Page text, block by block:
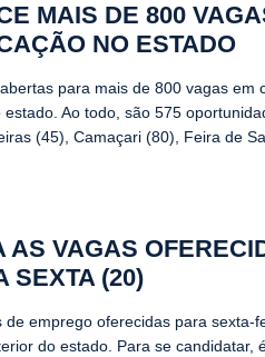
MAIS DE 800
NO ESTADO
para mais de 800 vagas em
Ao todo, são 575
(45), Camaçari (80), Feira de
AS VAGAS
SEXTA (20)
emprego oferecidas para sexta-
do estado. Para se candidatar,